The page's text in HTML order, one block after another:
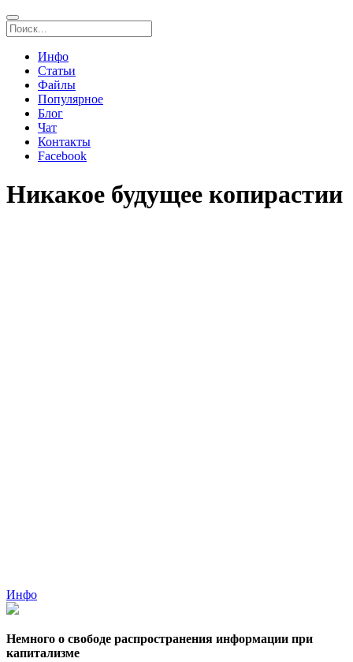
Инфо
Статьи
Файлы
Популярное
Блог
Чат
Контакты
Facebook
Никакое будущее копирастии
Инфо
Немного о свободе распространения информации при
капитализме